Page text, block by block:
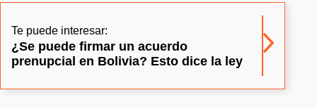
Te puede interesar:
¿Se puede firmar un acuerdo
prenupcial en Bolivia? Esto dice la ley